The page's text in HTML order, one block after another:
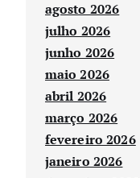
agosto 2026
julho 2026
junho 2026
maio 2026
abril 2026
março 2026
fevereiro 2026
janeiro 2026